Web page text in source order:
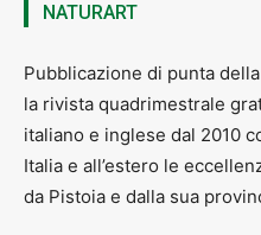
NATURART
Pubblicazione di punta
la rivista quadrimestrale
italiano e inglese dal 2010
Italia e all’estero le
da Pistoia e dalla sua